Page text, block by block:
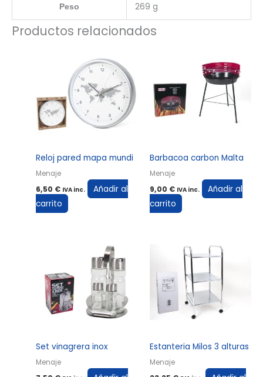
Peso 269 g
Productos relacionados
Reloj pared mapa mundi
Menaje
6,50 € IVA inc.
Añadir al
carrito
Barbacoa carbon Malta
Menaje
9,00 € IVA inc.
Añadir al
carrito
Set vinagrera inox
Menaje
Estanteria Milos 3 alturas
Menaje